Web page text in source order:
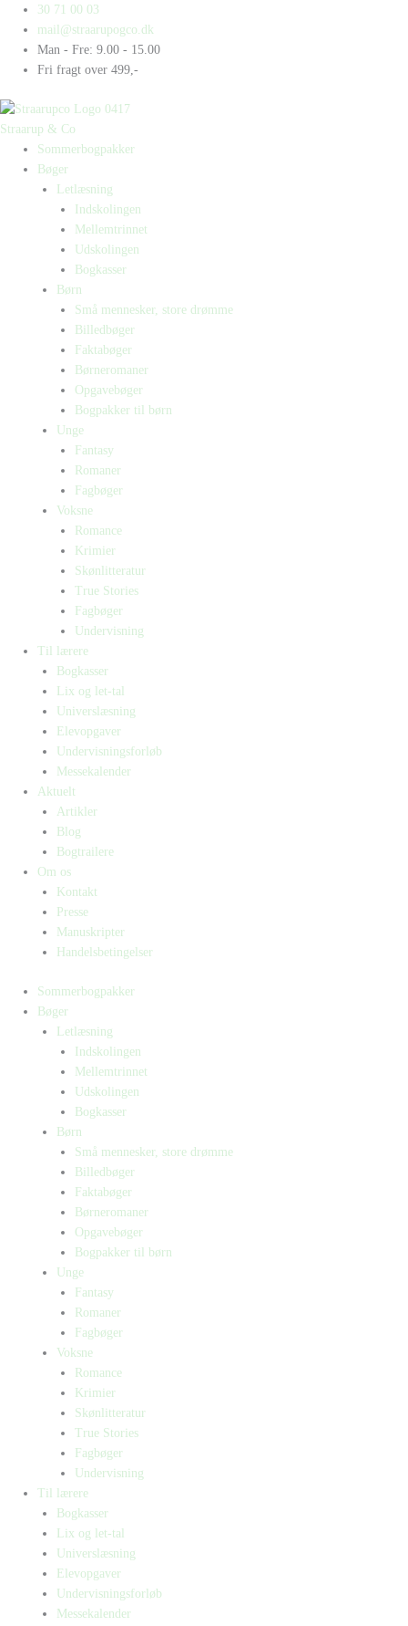
indholdet
30 71 00 03
mail@straarupogco.dk
Man - Fre: 9.00 - 15.00
Fri fragt over 499,-
Straarup & Co
Sommerbogpakker
Bøger
Letlæsning
Indskolingen
Mellemtrinnet
Udskolingen
Bogkasser
Børn
Små mennesker, store drømme
Billedbøger
Faktabøger
Børneromaner
Opgavebøger
Bogpakker til børn
Unge
Fantasy
Romaner
Fagbøger
Voksne
Romance
Krimier
Skønlitteratur
True Stories
Fagbøger
Undervisning
Til lærere
Bogkasser
Lix og let-tal
Universlæsning
Elevopgaver
Undervisningsforløb
Messekalender
Aktuelt
Artikler
Blog
Bogtrailere
Om os
Kontakt
Presse
Manuskripter
Handelsbetingelser
Sommerbogpakker
Bøger
Letlæsning
Indskolingen
Mellemtrinnet
Udskolingen
Bogkasser
Børn
Små mennesker, store drømme
Billedbøger
Faktabøger
Børneromaner
Opgavebøger
Bogpakker til børn
Unge
Fantasy
Romaner
Fagbøger
Voksne
Romance
Krimier
Skønlitteratur
True Stories
Fagbøger
Undervisning
Til lærere
Bogkasser
Lix og let-tal
Universlæsning
Elevopgaver
Undervisningsforløb
Messekalender
Products
search
Products
search